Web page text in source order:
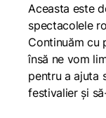
Aceasta este
spectacolele
Continuăm cu
însă ne vom
pentru a ajuta
festivalier și